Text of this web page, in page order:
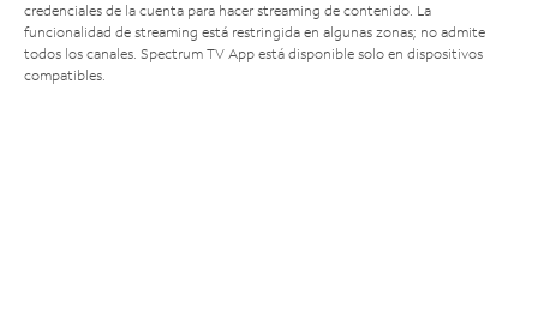
credenciales de la cuenta para hacer streaming de contenido. La
funcionalidad de streaming está restringida en algunas zonas; no admite
todos los canales. Spectrum TV App está disponible solo en dispositivos
compatibles.